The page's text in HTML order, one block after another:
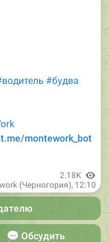
#будва
t.me/montework_bot
2.18K
(Черногория), 12:10
Обсудить